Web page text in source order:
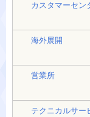
カスタマーセン
海外展開
営業所
テクニカルサー